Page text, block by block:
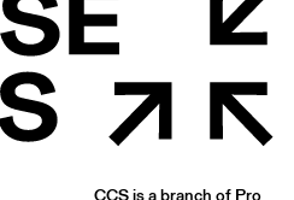
CCS is a branch of Pro